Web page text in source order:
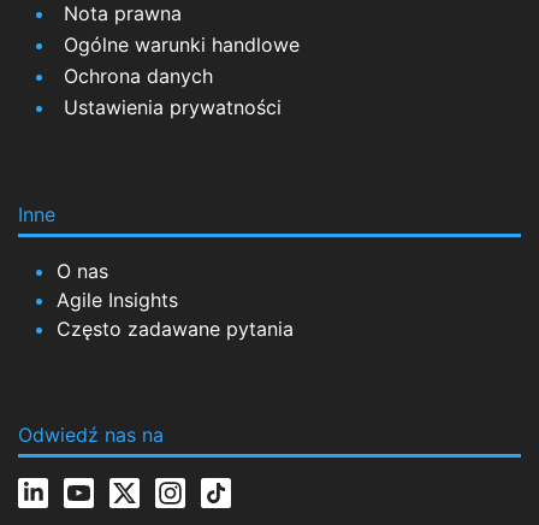
Nota prawna
Ogólne warunki handlowe
Ochrona danych
Ustawienia prywatności
Inne
O nas
Agile Insights
Często zadawane pytania
Odwiedź nas na